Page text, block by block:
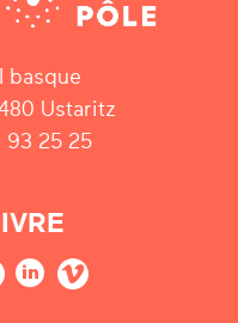
basque
Ustaritz
93 25 25